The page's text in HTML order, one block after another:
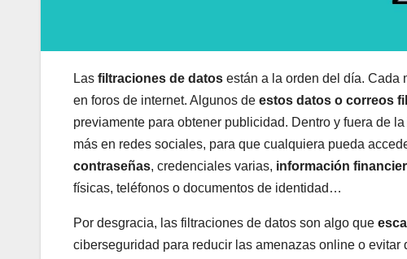
Las filtraciones de datos están a la orden del día. Cada
en foros de internet. Algunos de estos datos o correos
previamente para obtener publicidad. Dentro y fuera de
más en redes sociales, para que cualquiera pueda
contraseñas, credenciales varias, información
físicas, teléfonos o documentos de identidad…
Por desgracia, las filtraciones de datos son algo que
ciberseguridad para reducir las amenazas online o evitar